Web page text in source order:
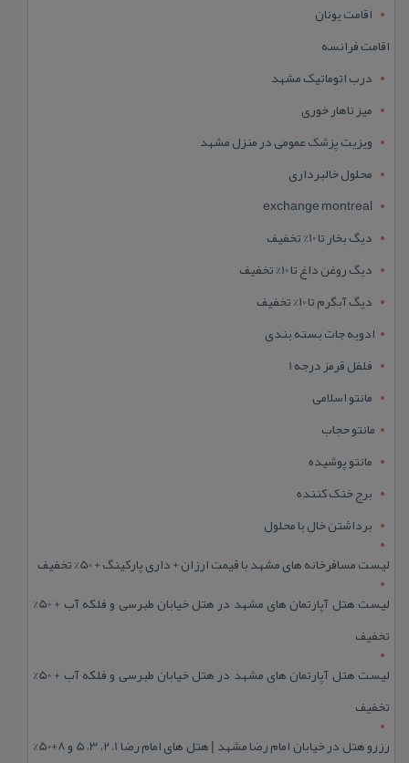
اقامت یونان
اقامت فرانسه
درب اتوماتیک مشهد
میز ناهار خوری
ویزیت پزشک عمومی در منزل مشهد
محلول خالبرداری
exchange montreal
دیگ بخار تا 10% تخفیف
دیگ روغن داغ تا 10% تخفیف
دیگ آبگرم تا 10% تخفیف
ادویه جات بسته بندی
فلفل قرمز درجه 1
مانتو اسلامی
مانتو حجاب
مانتو پوشیده
برج خنک کننده
برداشتن خال با محلول
لیست مسافرخانه های مشهد با قیمت ارزان + داری پارکینگ + 50% تخفیف
لیست هتل آپارتمان های مشهد در هتل خیابان طبرسی و فلکه آب + 50%
تخفیف
لیست هتل آپارتمان های مشهد در هتل خیابان طبرسی و فلکه آب + 50%
تخفیف
رزرو هتل در خیابان امام رضا مشهد | هتل‌ های امام رضا 1، 2، 3، 5 و 8+50%